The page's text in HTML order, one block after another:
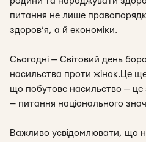
питання не лише
здоров’я, а й економіки.
Сьогодні — Світовий день
насильства проти жінок.Це
що побутове насильство — це
— питання національного
Важливо усвідомлювати, що